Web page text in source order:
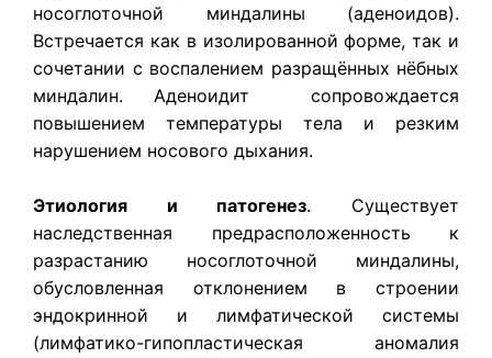
носоглоточной миндалины (аденоидов).
Встречается как в изолированной форме, так и
сочетании с воспалением разращённых нёбных
миндалин. Аденоидит сопровождается
повышением температуры тела и резким
нарушением носового дыхания.
Этиология и патогенез. Существует
наследственная предрасположенность к
разрастанию носоглоточной миндалины,
обусловленная отклонением в строении
эндокринной и лимфатической системы
(лимфатико-гипопластическая аномалия